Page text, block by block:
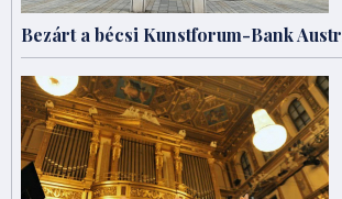
Bezárt a bécsi Kunstforum-Bank